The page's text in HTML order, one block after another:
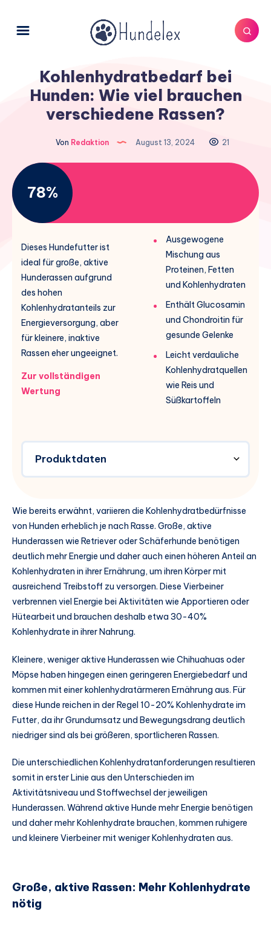
Kohlenhydratbedarf bei
Hunden: Wie viel brauchen
verschiedene Rassen?
Von Redaktion August 13, 2024 21
78%
Dieses Hundefutter ist
ideal für große, aktive
Hunderassen aufgrund
des hohen
Kohlenhydratanteils zur
Energieversorgung, aber
für kleinere, inaktive
Rassen eher ungeeignet.
Zur vollständigen
Wertung
Ausgewogene
Mischung aus
Proteinen, Fetten
und Kohlenhydraten
Enthält Glucosamin
und Chondroitin für
gesunde Gelenke
Leicht verdauliche
Kohlenhydratquellen
wie Reis und
Süßkartoffeln
Produktdaten
Wie bereits erwähnt, variieren die Kohlenhydratbedürfnisse
von Hunden erheblich je nach Rasse. Große, aktive
Hunderassen wie Retriever oder Schäferhunde benötigen
deutlich mehr Energie und daher auch einen höheren Anteil an
Kohlenhydraten in ihrer Ernährung, um ihren Körper mit
ausreichend Treibstoff zu versorgen. Diese Vierbeiner
verbrennen viel Energie bei Aktivitäten wie Apportieren oder
Hütearbeit und brauchen deshalb etwa 30-40%
Kohlenhydrate in ihrer Nahrung.
Kleinere, weniger aktive Hunderassen wie Chihuahuas oder
Möpse haben hingegen einen geringeren Energiebedarf und
kommen mit einer kohlenhydratärmeren Ernährung aus. Für
diese Hunde reichen in der Regel 10-20% Kohlenhydrate im
Futter, da ihr Grundumsatz und Bewegungsdrang deutlich
niedriger sind als bei größeren, sportlicheren Rassen.
Die unterschiedlichen Kohlenhydratanforderungen resultieren
somit in erster Linie aus den Unterschieden im
Aktivitätsniveau und Stoffwechsel der jeweiligen
Hunderassen. Während aktive Hunde mehr Energie benötigen
und daher mehr Kohlenhydrate brauchen, kommen ruhigere
und kleinere Vierbeiner mit weniger Kohlenhydraten aus.
Große, aktive Rassen: Mehr Kohlenhydrate
nötig